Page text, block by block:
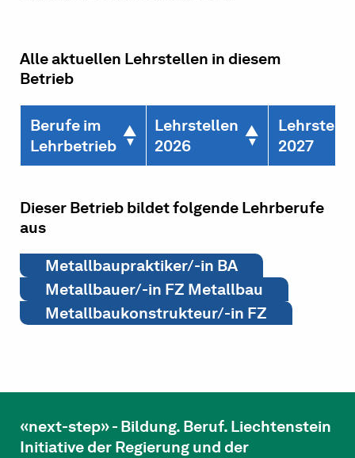
Alle aktuellen Lehrstellen in diesem
Betrieb
Berufe im
Lehrbetrieb
Lehrstellen
2026
2027
Dieser Betrieb bildet folgende Lehrberufe
aus
Metallbaupraktiker/-in BA
Metallbauer/-in FZ Metallbau
Metallbaukonstrukteur/-in FZ
«next-step» - Bildung. Beruf. Liechtenstein
Initiative der Regierung und der